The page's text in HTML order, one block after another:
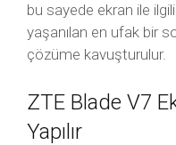
bu sayede ekran ile ilgili
yaşanılan en ufak bir
çözüme kavuşturulur.
ZTE Blade V7
Yapılır